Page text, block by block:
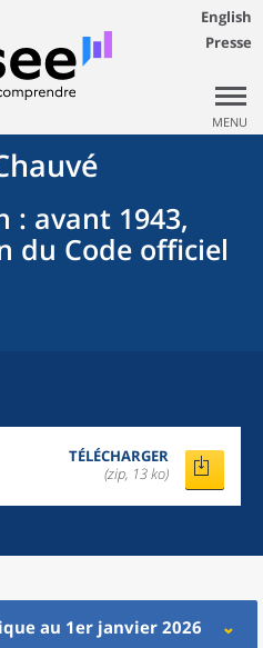
English
Presse
MENU
: avant 1943,
du Code officiel
TÉLÉCHARGER
(zip, 13 ko)
au 1er janvier 2026